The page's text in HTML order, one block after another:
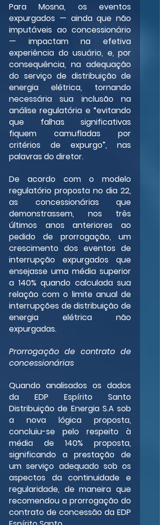
Para Mosna, os eventos
expurgados — ainda que não
imputáveis ao concessionário
— impactam na efetiva
experiência do usuário, e, por
consequência, na adequação
do serviço de distribuição de
energia elétrica, tornando
necessária sua inclusão na
análise regulatória e “evitando
que falhas significativas
fiquem camufladas por
critérios de expurgo”, nas
palavras do diretor.
De acordo com o modelo
regulatório proposta no dia 22,
as concessionárias que
demonstrassem, nos três
últimos anos anteriores ao
pedido de prorrogação, um
crescimento dos eventos de
interrupção expurgados que
ensejasse uma média superior
a 140% quando calculada sua
relação com o limite anual de
interrupções de distribuição de
energia elétrica não
expurgadas.
Prorrogação de contrato de
concessionárias
Quando analisados os dados
da EDP Espírito Santo
Distribuição de Energia S.A sob
a nova lógica proposta,
concluiu-se pelo respeito à
média de 140% proposta,
significando a prestação de
um serviço adequado sob os
aspectos da continuidade e
regularidade, de maneira que
recomendou a prorrogação do
contrato de concessão da EDP